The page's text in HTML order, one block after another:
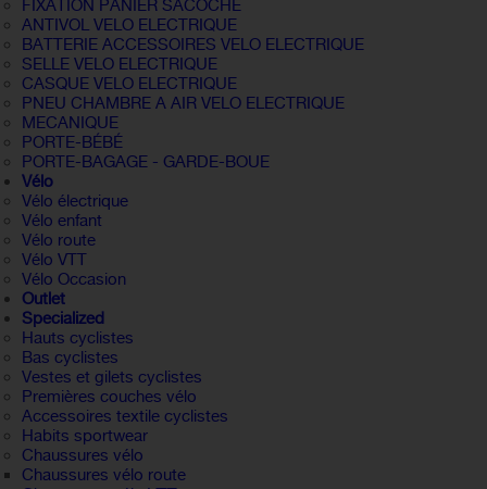
FIXATION PANIER SACOCHE
ANTIVOL VELO ELECTRIQUE
BATTERIE ACCESSOIRES VELO ELECTRIQUE
SELLE VELO ELECTRIQUE
CASQUE VELO ELECTRIQUE
PNEU CHAMBRE A AIR VELO ELECTRIQUE
MECANIQUE
PORTE-BÉBÉ
PORTE-BAGAGE - GARDE-BOUE
Vélo
Vélo électrique
Vélo enfant
Vélo route
Vélo VTT
Vélo Occasion
Outlet
Specialized
Hauts cyclistes
Bas cyclistes
Vestes et gilets cyclistes
Premières couches vélo
Accessoires textile cyclistes
Habits sportwear
Chaussures vélo
Chaussures vélo route